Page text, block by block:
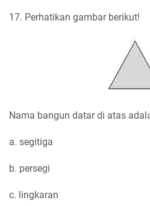
17. Perhatikan gambar berikut!
Nama bangun datar di atas
a. segitiga
b. persegi
c. lingkaran